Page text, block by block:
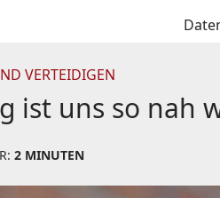
VERTEIDIGEN
ist uns so nah
2 MINUTEN